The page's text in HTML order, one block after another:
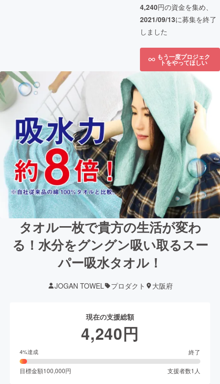
4,240円の資金を集め、
2021/09/13に募集を終了
しました
もう一度プロジェク
トをやってほしい
タオル一枚で貴方の生活が変わ
る！水分をグングン吸い取るスー
パー吸水タオル！
JOGAN TOWEL プロダクト 大阪府
現在の支援総額
4,240円
4%達成 終了
目標金額100,000円 支援者数1 人